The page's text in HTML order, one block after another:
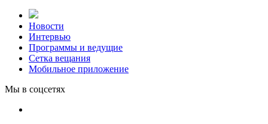
Новости
Интервью
Программы и ведущие
Сетка вещания
Мобильное приложение
Мы в соцсетях